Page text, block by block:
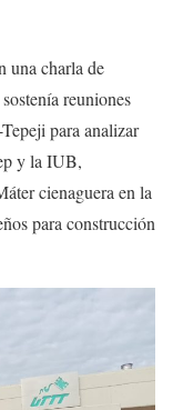
una charla de
reuniones
para analizar
y la IUB,
cienaguera en la
para construcción